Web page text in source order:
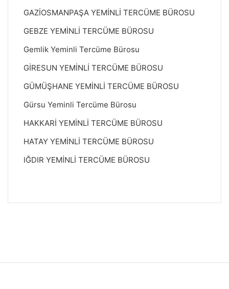
GAZİOSMANPAŞA YEMİNLİ TERCÜME BÜROSU
GEBZE YEMİNLİ TERCÜME BÜROSU
Gemlik Yeminli Tercüme Bürosu
GİRESUN YEMİNLİ TERCÜME BÜROSU
GÜMÜŞHANE YEMİNLİ TERCÜME BÜROSU
Gürsu Yeminli Tercüme Bürosu
HAKKARİ YEMİNLİ TERCÜME BÜROSU
HATAY YEMİNLİ TERCÜME BÜROSU
IĞDIR YEMİNLİ TERCÜME BÜROSU